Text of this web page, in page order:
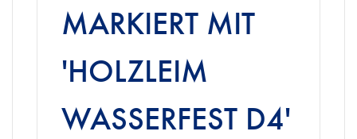
MARKIERT MIT
'HOLZLEIM
WASSERFEST D4'